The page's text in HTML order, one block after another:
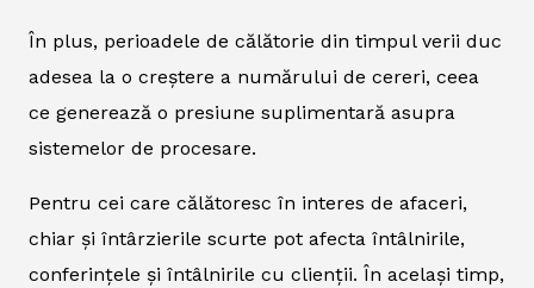
În plus, perioadele de călătorie din timpul verii duc
adesea la o creștere a numărului de cereri, ceea
ce generează o presiune suplimentară asupra
sistemelor de procesare.
Pentru cei care călătoresc în interes de afaceri,
chiar și întârzierile scurte pot afecta întâlnirile,
conferințele și întâlnirile cu clienții. În același timp,